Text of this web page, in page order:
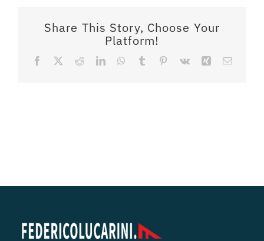
Share This Story, Choose Your
Platform!
Facebook RedditLinkedInWhatsApp
Tumblr Pinterest
Vk Xing Email